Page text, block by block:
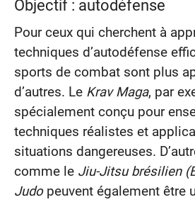
Objectif : autodéfense
Pour ceux qui cherchent à
techniques d’autodéfense
sports de combat sont plus
d’autres. Le Krav Maga, par
spécialement conçu pour
techniques réalistes et
situations dangereuses.
comme le Jiu-Jitsu brésilien
Judopeuvent également être